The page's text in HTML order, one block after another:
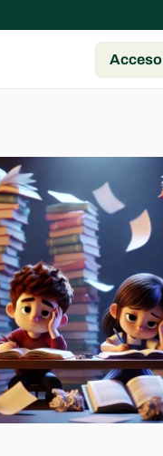
Acceso